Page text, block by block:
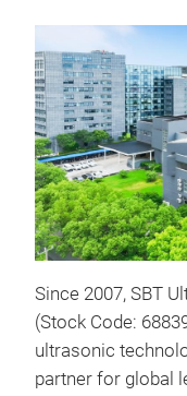
Since 2007, SBT
(Stock Code:
ultrasonic
partner for global